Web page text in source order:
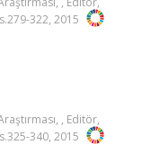
322, 2015
, Editör,
340, 2015